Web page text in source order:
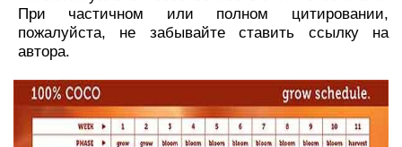
При частичном или полном цитировании,
пожалуйста, не забывайте ставить ссылку на
автора.